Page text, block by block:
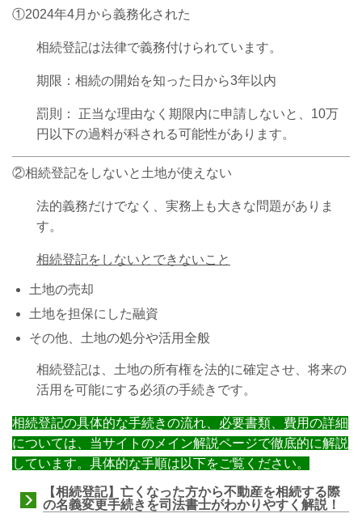
①2024年4月から義務化された
相続登記は法律で義務付けられています。
期限：相続の開始を知った日から3年以内
罰則： 正当な理由なく期限内に申請しないと、10万
円以下の過料が科される可能性があります。
②相続登記をしないと土地が使えない
法的義務だけでなく、実務上も大きな問題がありま
す。
相続登記をしないとできないこと
土地の売却
土地を担保にした融資
その他、土地の処分や活用全般
相続登記は、土地の所有権を法的に確定させ、将来の
活用を可能にする必須の手続きです。
相続登記の具体的な手続きの流れ、必要書類、費用の詳細
については、当サイトのメイン解説ページで徹底的に解説
しています。具体的な手順は以下をご覧ください。
【相続登記】亡くなった方から不動産を相続する際
の名義変更手続きを司法書士がわかりやすく解説！